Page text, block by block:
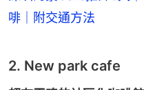
啡｜附交通方法
2. New park cafe